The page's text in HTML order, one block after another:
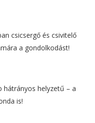
csicsergő és csivitelő
a gondolkodást!
hátrányos helyzetű – a
is!